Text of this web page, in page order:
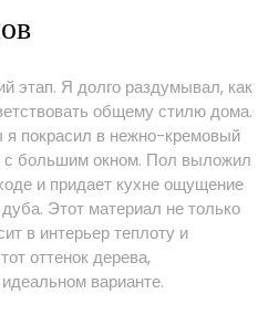
этап. Я долго раздумывал, как
общему стилю дома.
я покрасил в нежно-кремовый
с большим окном. Пол выложил
и придает кухне ощущение
Этот материал не только
в интерьер теплоту и
оттенок дерева,
варианте.